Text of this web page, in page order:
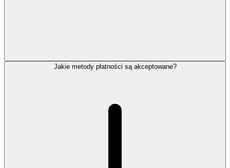
Jakie metody płatności są akceptowane?